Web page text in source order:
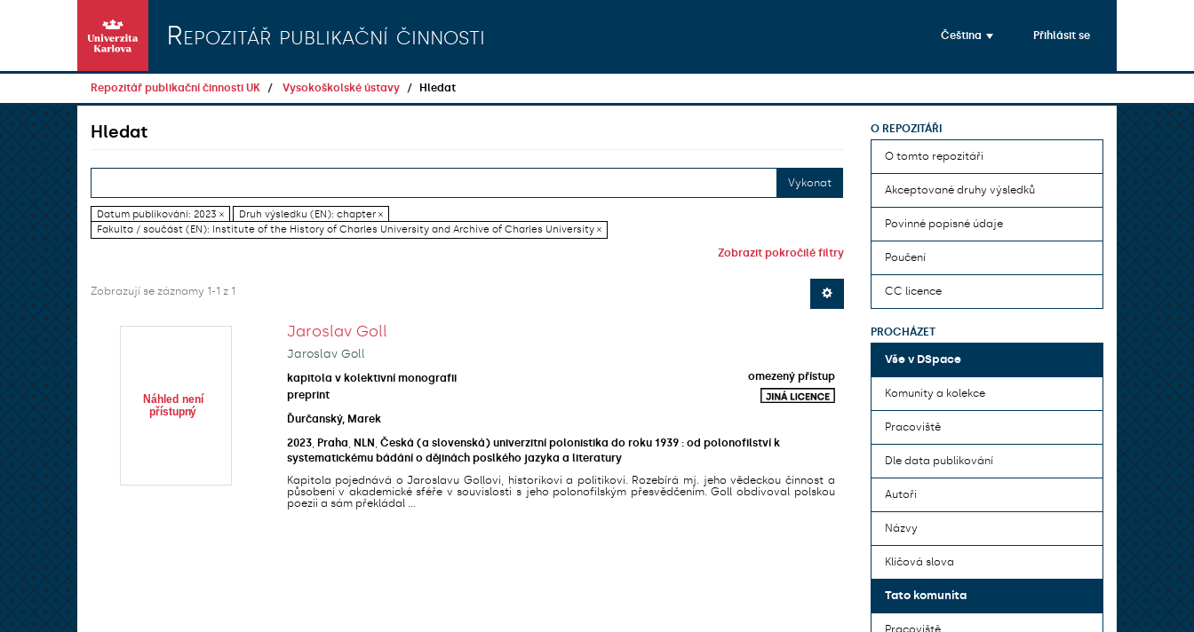
Repozitář publikační činnosti Čeština Přihlásit se
Repozitář publikační činnosti UK Vysokoškolské ústavy Hledat
Hledat
Vykonat
Datum publikování: 2023 ×
Druh výsledku (EN): chapter ×
Fakulta / součást (EN): Institute of the History of Charles University and Archive of Charles University ×
Zobrazit pokročilé filtry
Zobrazují se záznamy 1-1 z 1
Jaroslav Goll
Jaroslav Goll
kapitola v kolektivní monografii
omezený přístup
preprint
Ďurčanský, Marek
2023, Praha NLN Česká (a slovenská) univerzitní polonistika do roku 1939 : od polonofilství k
systematickému bádání o dějinách poslkého jazyka a literatury
Kapitola pojednává o Jaroslavu Gollovi, historikovi a politikovi. Rozebírá mj. jeho vědeckou činnost a
působení v akademické sféře v souvislosti s jeho polonofilským přesvědčením. Goll obdivoval polskou
poezii a sám překládal ...
O REPOZITÁŘI
O tomto repozitáři
Akceptované druhy výsledků
Povinné popisné údaje
Poučení
CC licence
PROCHÁZET
Vše v DSpace
Komunity a kolekce
Pracoviště
Dle data publikování
Autoři
Názvy
Klíčová slova
Tato komunita
Pracoviště